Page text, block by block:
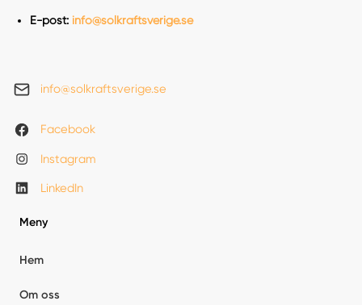
E-post: info@solkraftsverige.se
info@solkraftsverige.se
Facebook
Instagram
LinkedIn
Meny
Hem
Om oss